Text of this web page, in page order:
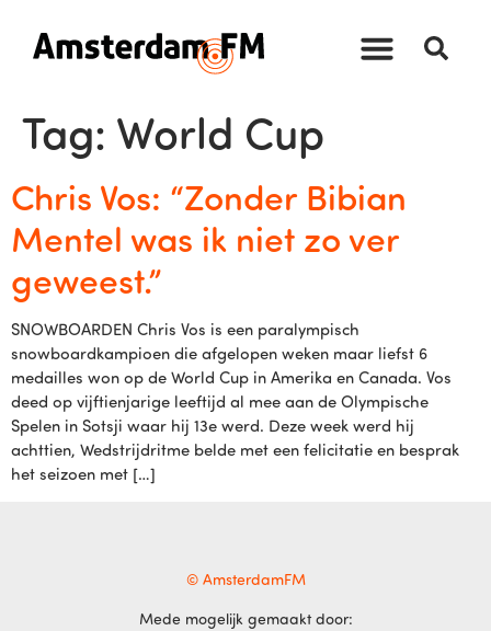
Tag: World Cup
Chris Vos: “Zonder Bibian
Mentel was ik niet zo ver
geweest.”
SNOWBOARDEN Chris Vos is een paralympisch
snowboardkampioen die afgelopen weken maar liefst 6
medailles won op de World Cup in Amerika en Canada. Vos
deed op vijftienjarige leeftijd al mee aan de Olympische
Spelen in Sotsji waar hij 13e werd. Deze week werd hij
achttien, Wedstrijdritme belde met een felicitatie en besprak
het seizoen met […]
© AmsterdamFM
Mede mogelijk gemaakt door: